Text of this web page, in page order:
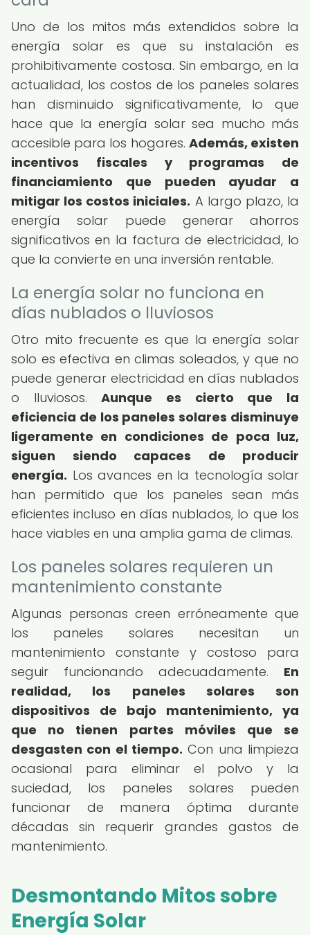
Uno de los mitos más extendidos sobre la
energía solar es que su instalación es
prohibitivamente costosa. Sin embargo, en la
actualidad, los costos de los paneles solares
han disminuido significativamente, lo que
hace que la energía solar sea mucho más
accesible para los hogares. Además, existen
incentivos fiscales y programas de
financiamiento que pueden ayudar a
mitigar los costos iniciales. A largo plazo, la
energía solar puede generar ahorros
significativos en la factura de electricidad, lo
que la convierte en una inversión rentable.
La energía solar no funciona en
días nublados o lluviosos
Otro mito frecuente es que la energía solar
solo es efectiva en climas soleados, y que no
puede generar electricidad en días nublados
o lluviosos.Aunque es cierto que la
eficiencia de los paneles solares disminuye
ligeramente en condiciones de poca luz,
siguen siendo capaces de producir
energía. Los avances en la tecnología solar
han permitido que los paneles sean más
eficientes incluso en días nublados, lo que los
hace viables en una amplia gama de climas.
Los paneles solares requieren un
mantenimiento constante
Algunas personas creen erróneamente que
los paneles solares necesitan un
mantenimiento constante y costoso para
seguir funcionando adecuadamente. En
realidad, los paneles solares son
dispositivos de bajo mantenimiento, ya
que no tienen partes móviles que se
desgasten con el tiempo. Con una limpieza
ocasional para eliminar el polvo y la
suciedad, los paneles solares pueden
funcionar de manera óptima durante
décadas sin requerir grandes gastos de
mantenimiento.
Desmontando Mitos sobre
Energía Solar